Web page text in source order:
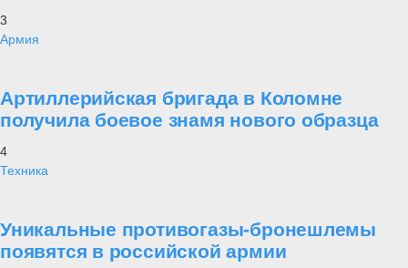
3
Армия
Артиллерийская бригада в Коломне
получила боевое знамя нового образца
4
Техника
Уникальные противогазы-бронешлемы
появятся в российской армии